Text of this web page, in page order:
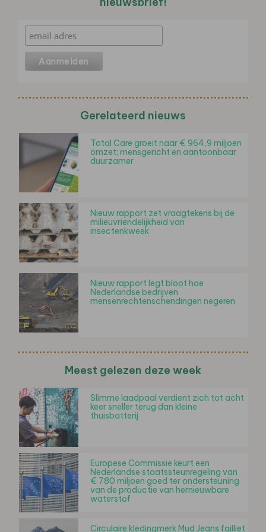
Gerelateerd nieuws
Total Care groeit naar € 964,9 miljoen
omzet; mensgericht en aantoonbaar
duurzamer
Nieuw rapport zet vraagtekens bij de
milieuvriendelijkheid van
insectenkweek
Nieuw rapport legt bloot hoe
Nederlandse bedrijven
mensenrechtenschendingen negeren
Meest gelezen deze week
Slimme laadpaal verdient zich tot acht
keer sneller terug dan kleine
thuisbatterij
Europese Commissie keurt een
Nederlandse staatssteunregeling van
€ 780 miljoen goed ter ondersteuning
van de productie van hernieuwbare
waterstof
Circulaire kledingmerk Mud Jeans failliet